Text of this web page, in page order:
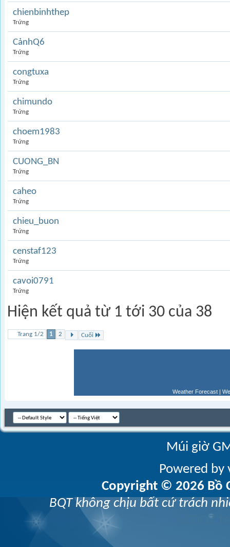
chienbinhthep
Trứng
CảnhQ6
Trứng
congtuxa
Trứng
chimundo
Trứng
choem1983
Trứng
CUONG_BN
Trứng
caheo
Trứng
chieu_buon
Trứng
censtaf123
Trứng
cavoi0791
Trứng
Hiện kết quả từ 1 tới 30 của 38
Trang 1/2 1 2 Cuối
Weather Forecast |
Múi giờ
Powered
Copyright © 2026 Bồ
BQT không chịu bất cứ trách
vZOOZ